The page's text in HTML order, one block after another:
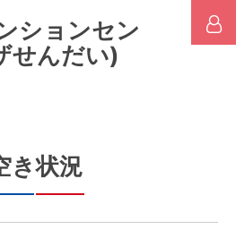
ションセン
せんだい)
き状況